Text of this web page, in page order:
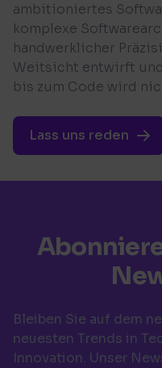
ambitioniertes
komplexe
handwerklicher
Weitsicht entwirft
bis zum Code wird
Lass uns reden
Bleiben Sie auf dem
neuesten Trends in
Innovation. Unser